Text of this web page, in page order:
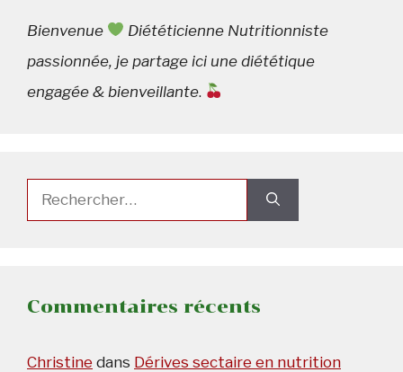
Bienvenue
Diététicienne Nutritionniste
passionnée, je partage ici une diététique
engagée & bienveillante.
Rechercher :
Commentaires récents
Christine dans Dérives sectaire en nutrition